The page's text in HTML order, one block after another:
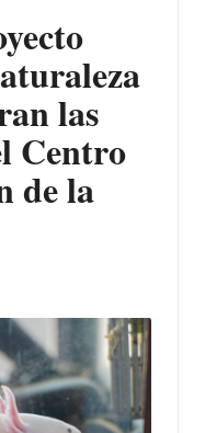
las
Centro
de la